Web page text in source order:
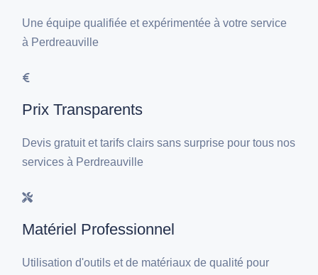
Une équipe qualifiée et expérimentée à votre service
à Perdreauville
Prix Transparents
Devis gratuit et tarifs clairs sans surprise pour tous nos
services à Perdreauville
Matériel Professionnel
Utilisation d'outils et de matériaux de qualité pour